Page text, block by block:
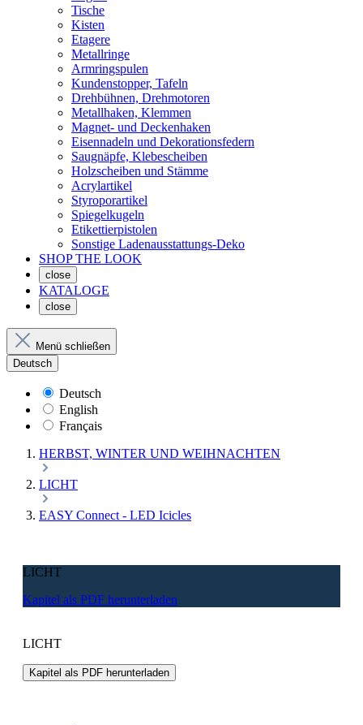
Tische
Kisten
Etagere
Metallringe
Armringspulen
Kundenstopper, Tafeln
Drehbühnen, Drehmotoren
Metallhaken, Klemmen
Magnet- und Deckenhaken
Eisennadeln und Dekorationsfedern
Saugnäpfe, Klebescheiben
Holzscheiben und Stämme
Acrylartikel
Styroporartikel
Spiegelkugeln
Etikettierpistolen
Sonstige Ladenausstattungs-Deko
SHOP THE LOOK
close
KATALOGE
close
Menü schließen
Deutsch
Deutsch
English
Français
HERBST, WINTER UND WEIHNACHTEN
LICHT
EASY Connect - LED Icicles
LICHT
Kapitel als PDF herunterladen
LICHT
Kapitel als PDF herunterladen